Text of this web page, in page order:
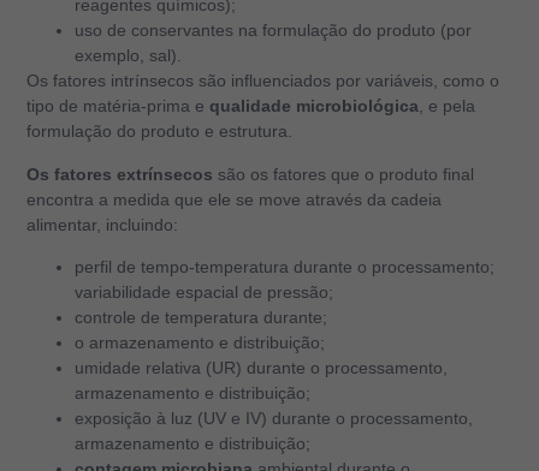
reagentes químicos);
uso de conservantes na formulação do produto (por
exemplo, sal).
Os fatores intrínsecos são influenciados por variáveis, como o
tipo de matéria-prima equalidade microbiológica, e pela
formulação do produto e estrutura.
Os fatores extrínsecos são os fatores que o produto final
encontra a medida que ele se move através da cadeia
alimentar, incluindo:
perfil de tempo-temperatura durante o processamento;
variabilidade espacial de pressão;
controle de temperatura durante;
o armazenamento e distribuição;
umidade relativa (UR) durante o processamento,
armazenamento e distribuição;
exposição à luz (UV e IV) durante o processamento,
armazenamento e distribuição;